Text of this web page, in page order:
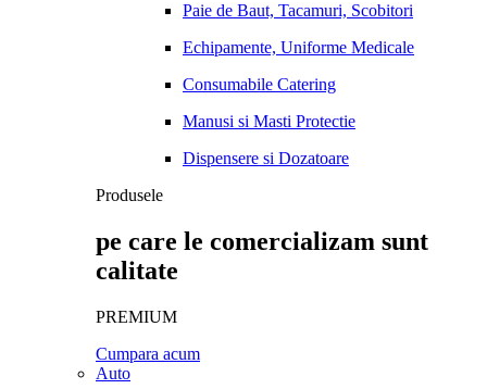
Paie de Baut, Tacamuri, Scobitori
Echipamente, Uniforme Medicale
Consumabile Catering
Manusi si Masti Protectie
Dispensere si Dozatoare
Produsele
pe care le comercializam sunt
calitate
PREMIUM
Cumpara acum
Auto